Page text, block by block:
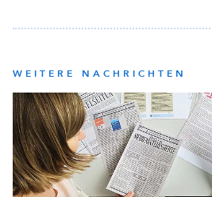
WEITERE NACHRICHTEN